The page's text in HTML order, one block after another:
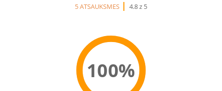
5 ATSAUKSMES
4.8 z 5
100%